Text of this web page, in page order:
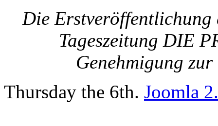
Die Erstveröffentlichung
Tageszeitung DIE
Genehmigung
Thursday the 6th. Joomla